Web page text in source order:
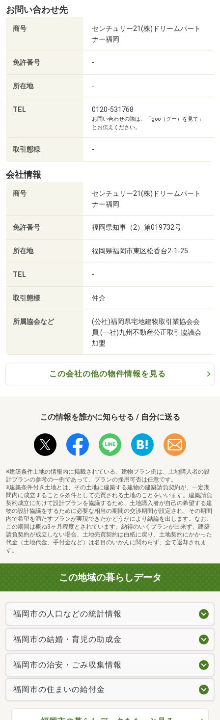
土井駅(JR 香椎線)まで500m
お問い合わせ先
商号
センチュリー21(株)ドリームパート
ナー福岡
免許番号 -
所在地 -
TEL 0120-531768
お問い合わせの際は、「goo（グー）を見て」
とお伝えください。
取引態様 -
会社情報
商号
センチュリー21(株)ドリームパート
ナー福岡
免許番号 福岡県知事（2）第019732号
所在地 福岡県福岡市東区松香台2-1-25
TEL -
取引態様 仲介
所属協会など
(公社)福岡県宅地建物取引業協会会
員 (一社)九州不動産公正取引協議会
加盟
この会社の他の物件情報を見る
この情報を誰かに知らせる / 自分に送る
※建築条件土地の情報内に掲載されている、建物プラン例は、土地購入者の設
計プランの参考の一例であって、プランの採用可否は任意です。
※建築条件付き土地とは、その土地に建築する建物の建築請負契約が、一定期
間内に成立することを条件として売買される土地のことをいいます。建築請負
契約成立に向けて設計プランを協議するため、土地購入者が自己の希望する建
物の設計協議をするために必要な相当の期間の交渉期間が設定され、その期間
内で希望を満たすプランが実現できたかどうかにより結論を出します。なお、
この期間は概ね3ヶ月程度とされています。納得のいくプランが出来ず、建築
請負契約が成立しない場合、土地売買契約は白紙に戻り、土地契約にかかった
代金（土地代金、手付金など）は名目のいかんに関わらず、全て返却されま
す。
この地域の暮らしデータ
福岡市の人口などの統計情報
福岡市の結婚・育児の助成金
福岡市の治安・ごみ収集情報
福岡市の住まいの給付金